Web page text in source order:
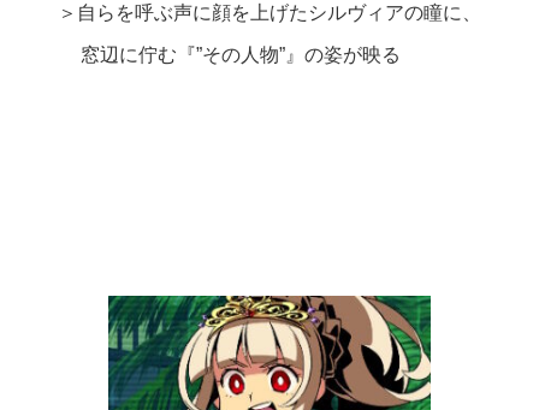
＞自らを呼ぶ声に顔を上げたシルヴィアの瞳に、
窓辺に佇む『”その人物”』の姿が映る